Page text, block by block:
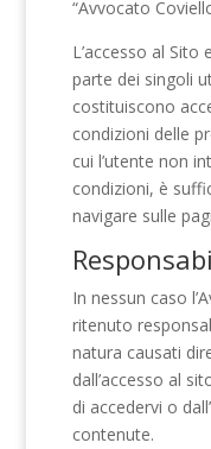
“Avvocato
L’accesso al
parte dei singoli
costituiscono
condizioni delle
cui l’utente non
condizioni, è
navigare sulle
In nessun caso
ritenuto
natura causati
dall’accesso al
di accedervi o
contenute.